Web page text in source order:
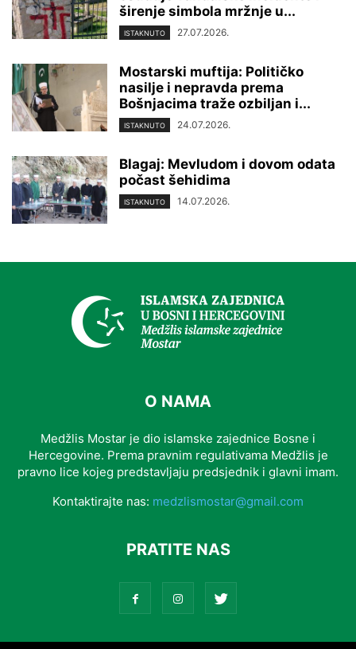
širenje simbola mržnje u...
ISTAKNUTO 27.07.2026.
Mostarski muftija: Političko
nasilje i nepravda prema
Bošnjacima traže ozbiljan i...
ISTAKNUTO 24.07.2026.
Blagaj: Mevludom i dovom odata
počast šehidima
ISTAKNUTO 14.07.2026.
O NAMA
Medžlis Mostar je dio islamske zajednice Bosne i
Hercegovine. Prema pravnim regulativama Medžlis je
pravno lice kojeg predstavljaju predsjednik i glavni imam.
Kontaktirajte nas: medzlismostar@gmail.com
PRATITE NAS